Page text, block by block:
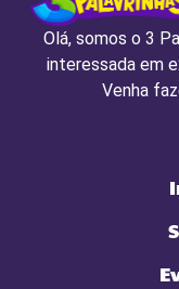
Olá, somos o 3
interessada em
Venha